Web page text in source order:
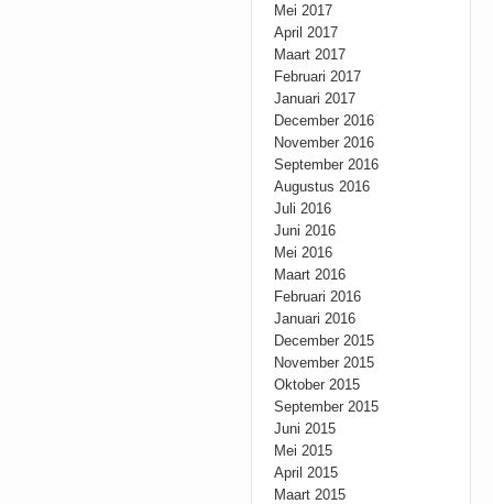
Mei 2017
April 2017
Maart 2017
Februari 2017
Januari 2017
December 2016
November 2016
September 2016
Augustus 2016
Juli 2016
Juni 2016
Mei 2016
Maart 2016
Februari 2016
Januari 2016
December 2015
November 2015
Oktober 2015
September 2015
Juni 2015
Mei 2015
April 2015
Maart 2015